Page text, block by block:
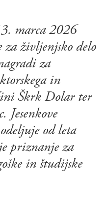
marca 2026
za življenjsko delo
za
in
Škrk Dolar ter
od leta
priznanje za
in študijske